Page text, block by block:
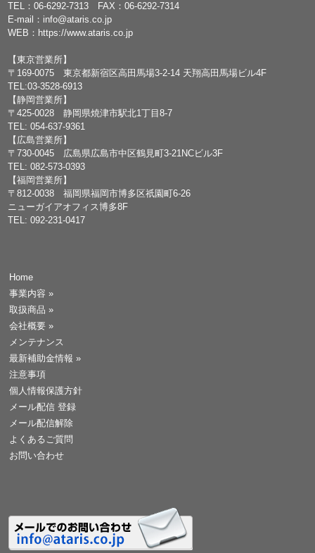
TEL：06-6292-7313 FAX：06-6292-7314
E-mail： info@ataris.co.jp
WEB： https://www.ataris.co.jp
【東京営業所】
〒169-0075 東京都新宿区高田馬場3-2-14 天翔高田馬場ビル4F
TEL:03-3528-6913
【静岡営業所】
〒425-0028 静岡県焼津市駅北1丁目8-7
TEL: 054-637-9361
【広島営業所】
〒730-0045 広島県広島市中区鶴見町3-21NCビル3F
TEL: 082-573-0393
【福岡営業所】
〒812-0038 福岡県福岡市博多区祇園町6-26
ニューガイアオフィス博多8F
TEL: 092-231-0417
Home
事業内容 »
取扱商品 »
会社概要 »
メンテナンス
最新補助金情報 »
注意事項
個人情報保護方針
メール配信 登録
メール配信解除
よくあるご質問
お問い合わせ